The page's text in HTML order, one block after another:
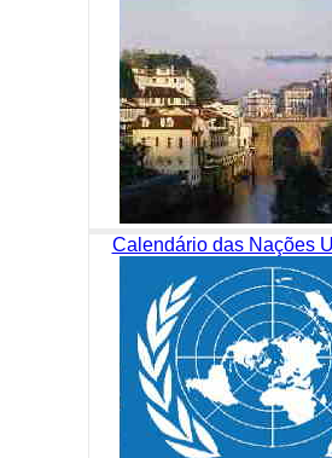
Calendário das Nações